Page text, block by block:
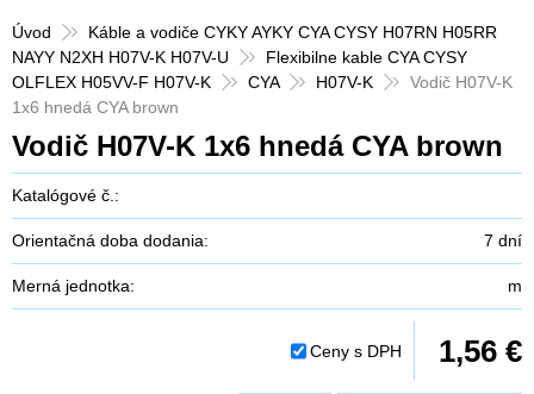
Úvod
Káble a vodiče CYKY AYKY CYA CYSY H07RN H05RR
NAYY N2XH H07V-K H07V-U
Flexibilne kable CYA CYSY
OLFLEX H05VV-F H07V-K
CYA H07V-K
Vodič H07V-K
1x6 hnedá CYA brown
Vodič H07V-K 1x6 hnedá CYA brown
Katalógové č.:
Orientačná doba dodania: 7 dní
Merná jednotka: m
Ceny s DPH 1,56 €